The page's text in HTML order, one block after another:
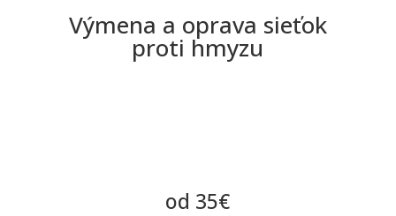
Výmena a oprava sieťok
proti hmyzu
od 35€